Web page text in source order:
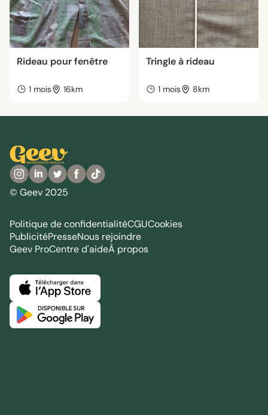
Rideau pour fenêtre
1 mois 16km
Tringle à rideau
1 mois 8km
© Geev 2025
Politique de confidentialitéCGUCookies
PublicitéPresseNous rejoindre
Geev ProCentre d'aideÀ propos